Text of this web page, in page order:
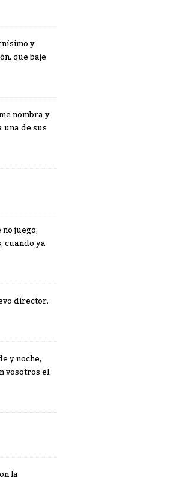
y
que baje
nombra y
una de sus
no juego,
cuando ya
director.
y noche,
vosotros el
la